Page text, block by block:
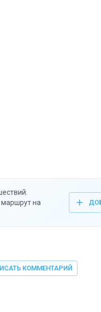
маршрут на
КОММЕНТАРИЙ